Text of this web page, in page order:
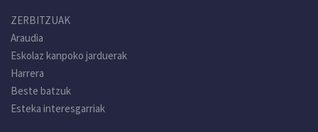
ZERBITZUAK
Araudia
Eskolaz kanpoko jarduerak
Harrera
Beste batzuk
Esteka interesgarriak